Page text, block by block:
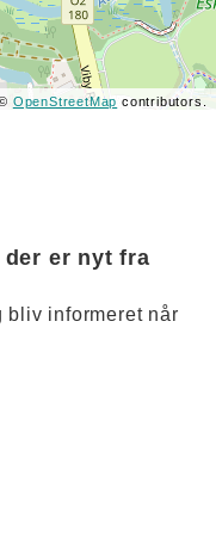
OpenStreetMap contributors.
er nyt fra
bliv informeret når